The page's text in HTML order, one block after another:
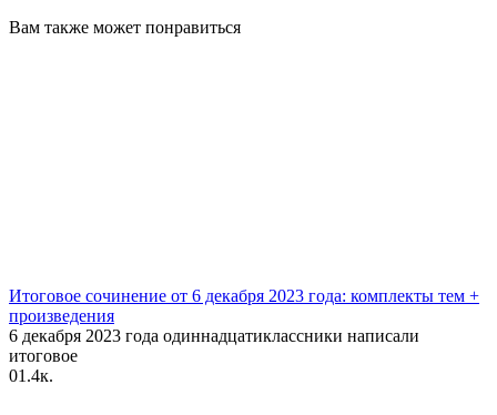
Вам также может понравиться
Итоговое сочинение от 6 декабря 2023 года: комплекты тем +
произведения
6 декабря 2023 года одиннадцатиклассники написали
итоговое
01.4к.